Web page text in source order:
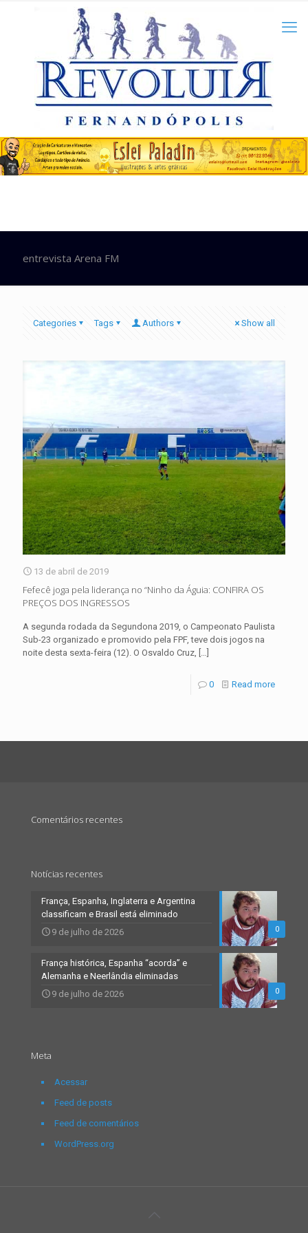
entrevista Arena FM
Categories Tags Authors Show all
13 de abril de 2019
Fefecê joga pela liderança no “Ninho da Águia: CONFIRA OS
PREÇOS DOS INGRESSOS
A segunda rodada da Segundona 2019, o Campeonato Paulista
Sub-23 organizado e promovido pela FPF, teve dois jogos na
noite desta sexta-feira (12). O Osvaldo Cruz, […]
0 Read more
Comentários recentes
Notícias recentes
0
França, Espanha, Inglaterra e Argentina
classificam e Brasil está eliminado
9 de julho de 2026
0
França histórica, Espanha “acorda” e
Alemanha e Neerlândia eliminadas
9 de julho de 2026
Meta
Acessar
Feed de posts
Feed de comentários
WordPress.org